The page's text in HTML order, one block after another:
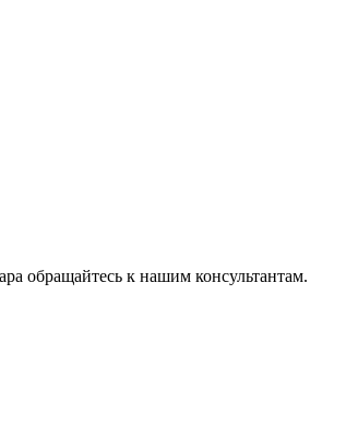
обращайтесь к нашим консультантам.